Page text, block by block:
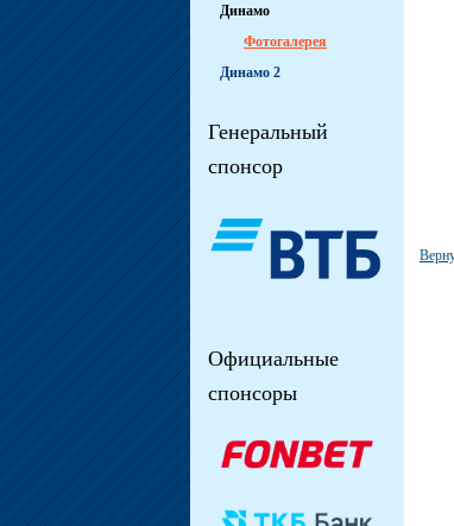
Динамо
Фотогалерея
Динамо 2
Генеральный
спонсор
Официальные
спонсоры